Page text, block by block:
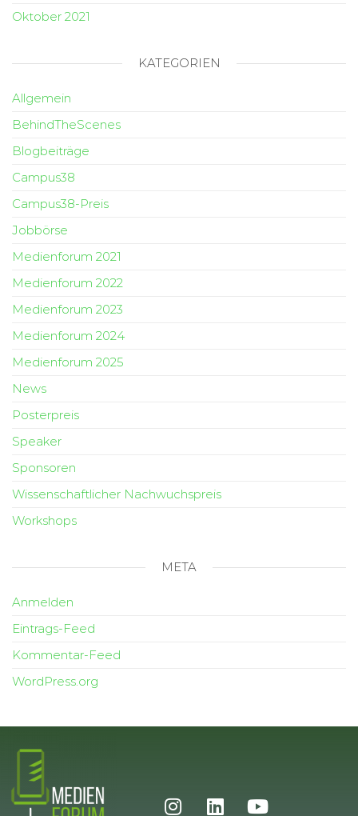
Oktober 2021
KATEGORIEN
Allgemein
BehindTheScenes
Blogbeiträge
Campus38
Campus38-Preis
Jobbörse
Medienforum 2021
Medienforum 2022
Medienforum 2023
Medienforum 2024
Medienforum 2025
News
Posterpreis
Speaker
Sponsoren
Wissenschaftlicher Nachwuchspreis
Workshops
META
Anmelden
Eintrags-Feed
Kommentar-Feed
WordPress.org